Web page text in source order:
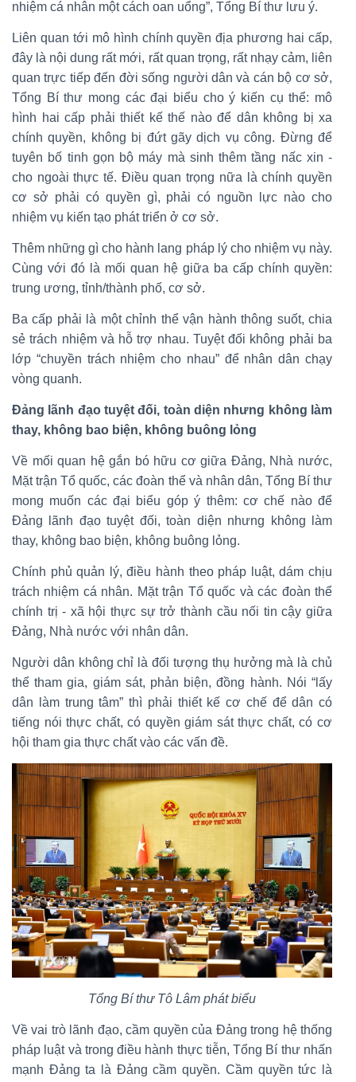
nhiệm cá nhân một cách oan uổng”, Tổng Bí thư lưu ý.
Liên quan tới mô hình chính quyền địa phương hai cấp,
đây là nội dung rất mới, rất quan trọng, rất nhạy cảm, liên
quan trực tiếp đến đời sống người dân và cán bộ cơ sở,
Tổng Bí thư mong các đại biểu cho ý kiến cụ thể: mô
hình hai cấp phải thiết kế thế nào để dân không bị xa
chính quyền, không bị đứt gãy dịch vụ công. Đừng để
tuyên bố tinh gọn bộ máy mà sinh thêm tầng nấc xin -
cho ngoài thực tế. Điều quan trọng nữa là chính quyền
cơ sở phải có quyền gì, phải có nguồn lực nào cho
nhiệm vụ kiến tạo phát triển ở cơ sở.
Thêm những gì cho hành lang pháp lý cho nhiệm vụ này.
Cùng với đó là mối quan hệ giữa ba cấp chính quyền:
trung ương, tỉnh/thành phố, cơ sở.
Ba cấp phải là một chỉnh thể vận hành thông suốt, chia
sẻ trách nhiệm và hỗ trợ nhau. Tuyệt đối không phải ba
lớp “chuyền trách nhiệm cho nhau” để nhân dân chạy
vòng quanh.
Đảng lãnh đạo tuyệt đối, toàn diện nhưng không làm
thay, không bao biện, không buông lỏng
Về mối quan hệ gắn bó hữu cơ giữa Đảng, Nhà nước,
Mặt trận Tổ quốc, các đoàn thể và nhân dân, Tổng Bí thư
mong muốn các đại biểu góp ý thêm: cơ chế nào để
Đảng lãnh đạo tuyệt đối, toàn diện nhưng không làm
thay, không bao biện, không buông lỏng.
Chính phủ quản lý, điều hành theo pháp luật, dám chịu
trách nhiệm cá nhân. Mặt trận Tổ quốc và các đoàn thể
chính trị - xã hội thực sự trở thành cầu nối tin cậy giữa
Đảng, Nhà nước với nhân dân.
Người dân không chỉ là đối tượng thụ hưởng mà là chủ
thể tham gia, giám sát, phản biện, đồng hành. Nói “lấy
dân làm trung tâm” thì phải thiết kế cơ chế để dân có
tiếng nói thực chất, có quyền giám sát thực chất, có cơ
hội tham gia thực chất vào các vấn đề.
Tổng Bí thư Tô Lâm phát biểu
Về vai trò lãnh đạo, cầm quyền của Đảng trong hệ thống
pháp luật và trong điều hành thực tiễn, Tổng Bí thư nhấn
mạnh Đảng ta là Đảng cầm quyền. Cầm quyền tức là